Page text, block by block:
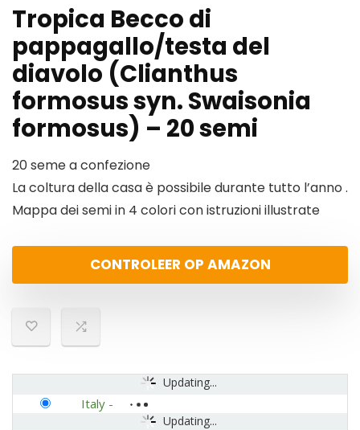
Tropica Becco di
pappagallo/testa del
diavolo (Clianthus
formosus syn. Swaisonia
formosus) – 20 semi
20 seme a confezione
La coltura della casa è possibile durante tutto l’anno .
Mappa dei semi in 4 colori con istruzioni illustrate
CONTROLEER OP AMAZON
Updating...
Updating...
Italy -